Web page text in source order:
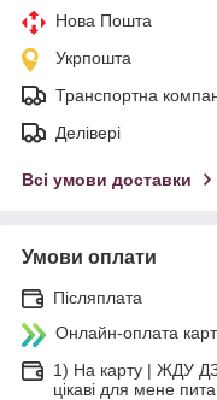
Нова Пошта
Укрпошта
Транспортна
Делівері
Всі умови доставки
Умови оплати
Післяплата
Онлайн-оплата
1) На карту | ЖДУ
цікаві для мене